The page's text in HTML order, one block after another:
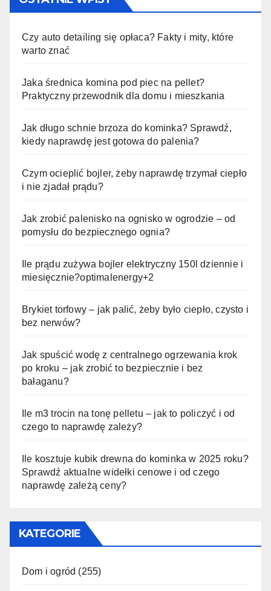
Czy auto detailing się opłaca? Fakty i mity, które
warto znać
Jaka średnica komina pod piec na pellet?
Praktyczny przewodnik dla domu i mieszkania
Jak długo schnie brzoza do kominka? Sprawdź,
kiedy naprawdę jest gotowa do palenia?
Czym ocieplić bojler, żeby naprawdę trzymał ciepło
i nie zjadał prądu?
Jak zrobić palenisko na ognisko w ogrodzie – od
pomysłu do bezpiecznego ognia?
Ile prądu zużywa bojler elektryczny 150l dziennie i
miesięcznie?optimalenergy+2
Brykiet torfowy – jak palić, żeby było ciepło, czysto i
bez nerwów?
Jak spuścić wodę z centralnego ogrzewania krok
po kroku – jak zrobić to bezpiecznie i bez
bałaganu?
Ile m3 trocin na tonę pelletu – jak to policzyć i od
czego to naprawdę zależy?
Ile kosztuje kubik drewna do kominka w 2025 roku?
Sprawdź aktualne widełki cenowe i od czego
naprawdę zależą ceny?
KATEGORIE
Dom i ogród (255)